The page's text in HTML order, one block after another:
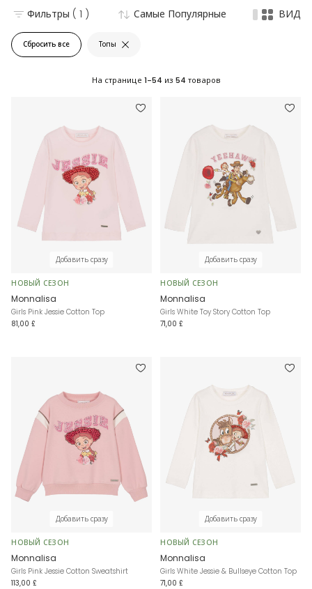
Сбросить все Топы
Фильтры ( 1 ) Самые Популярные ВИД
На странице 1-54 из 54 товаров
Добавить сразу
НОВЫЙ СЕЗОН
Monnalisa
Girls Pink Jessie Cotton Top
81,00 £
Добавить сразу
НОВЫЙ СЕЗОН
Monnalisa
Girls White Toy Story Cotton Top
71,00 £
Добавить сразу
НОВЫЙ СЕЗОН
Monnalisa
Girls Pink Jessie Cotton Sweatshirt
113,00 £
Добавить сразу
НОВЫЙ СЕЗОН
Monnalisa
Girls White Jessie & Bullseye Cotton Top
71,00 £